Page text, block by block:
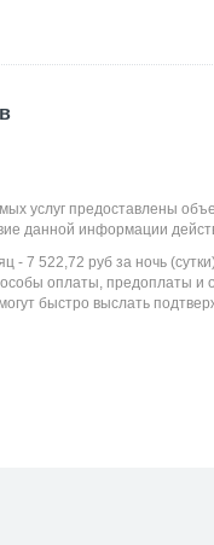
услуг предоставлены
данной информации
- 7 522,72 руб за ночь
оплаты, предоплаты и
быстро выслать